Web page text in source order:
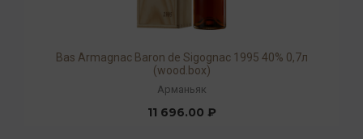
Bas Armagnac Baron de Sigognac 1995 40% 0,7л
(wood.box)
Арманьяк
11 696.00 ₽